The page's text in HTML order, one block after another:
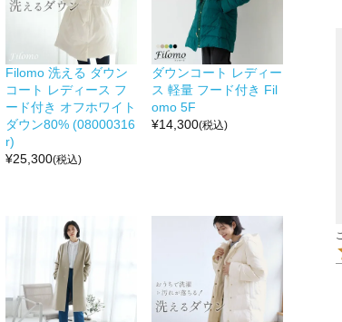
Filomo 洗える ダウン
コート レディース フ
ード付き オフホワイト
ダウン80% (08000316
r)
¥25,300(税込)
ダウンコート レディー
ス 軽量 フード付き Fil
omo 5F
¥14,300(税込)